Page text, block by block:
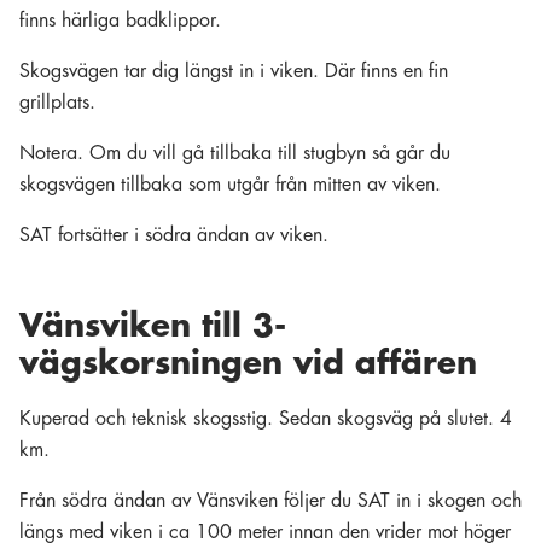
finns härliga badklippor.
Skogsvägen tar dig längst in i viken. Där finns en fin
grillplats.
Notera. Om du vill gå tillbaka till stugbyn så går du
skogsvägen tillbaka som utgår från mitten av viken.
SAT fortsätter i södra ändan av viken.
Vänsviken till 3-
vägskorsningen vid affären
Kuperad och teknisk skogsstig. Sedan skogsväg på slutet. 4
km.
Från södra ändan av Vänsviken följer du SAT in i skogen och
längs med viken i ca 100 meter innan den vrider mot höger